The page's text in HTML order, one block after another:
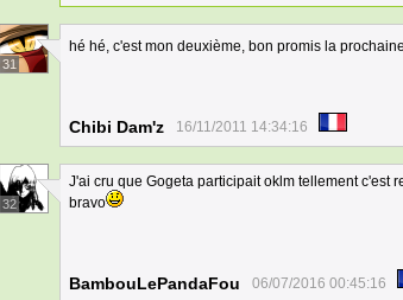
31
hé hé, c'est mon deuxième, bon promis la
Chibi Dam'z 16/11/2011 14:34:16
32
J'ai cru que Gogeta participait oklm tellement c'est
bravo
BambouLePandaFou 06/07/2016 00:45:16